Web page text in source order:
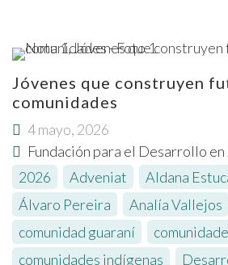
Jóvenes que construyen
comunidades
4 mayo, 2026
Fundación para el Desarrollo en
2026
Adveniat Aldana
Álvaro Pereira
Analía Vallejos
comunidad guaraní
comunidades indígenas